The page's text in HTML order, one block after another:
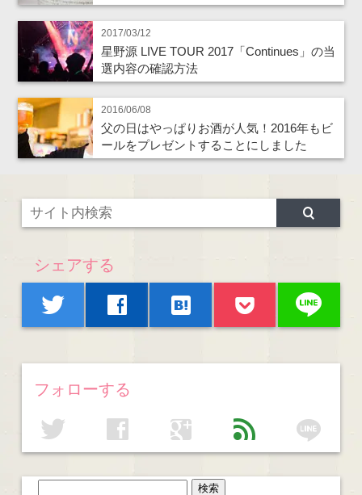
2017/03/12
星野源 LIVE TOUR 2017「Continues」の当
選内容の確認方法
2016/06/08
父の日はやっぱりお酒が人気！2016年もビ
ールをプレゼントすることにしました
シェアする
twitter facebook hatenabookmark line
フォローする
twitter facebook google feed line